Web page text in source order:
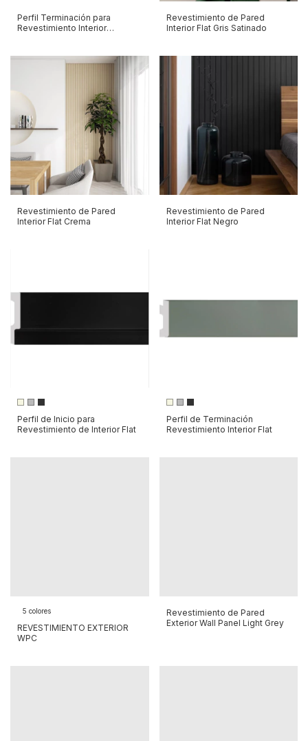
Perfil Terminación para
Revestimiento Interior
Revestimiento de Pared
Interior Flat Gris Satinado
Revestimiento de Pared
Interior Flat Crema
Revestimiento de Pared
Interior Flat Negro
Perfil de Inicio para
Revestimiento de Interior Flat
Perfil de Terminación
Revestimiento Interior Flat
5 colores
REVESTIMIENTO EXTERIOR
WPC
Revestimiento de Pared
Exterior Wall Panel Light Grey